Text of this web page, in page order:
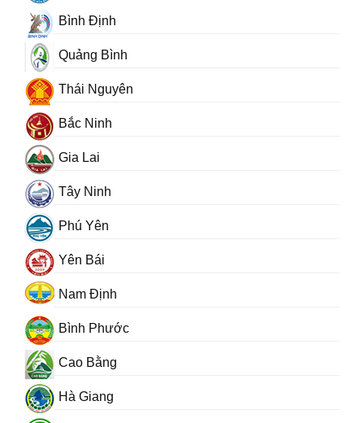
Bình Định
Quảng Bình
Thái Nguyên
Bắc Ninh
Gia Lai
Tây Ninh
Phú Yên
Yên Bái
Nam Định
Bình Phước
Cao Bằng
Hà Giang